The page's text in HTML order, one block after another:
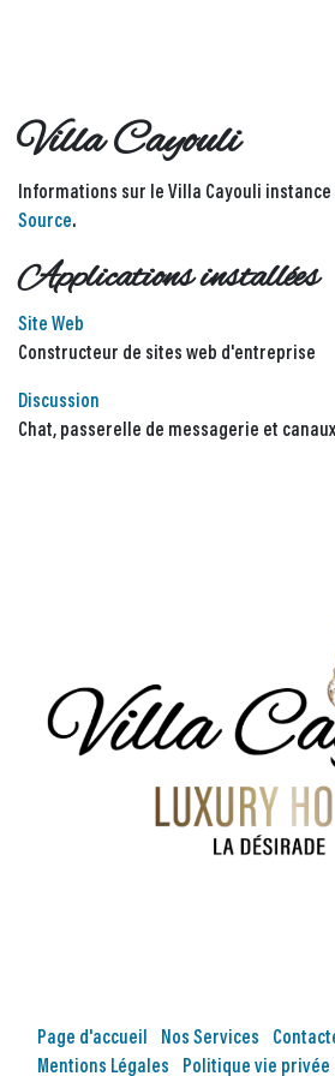
Villa Cayouli
Informations sur le Villa Cayouli instance
Source.
Applications installées
Site Web
Constructeur de sites web d'entreprise
Discussion
Chat, passerelle de messagerie et
Page d'accueil Nos Services
Mentions Légales
Politique vie privée